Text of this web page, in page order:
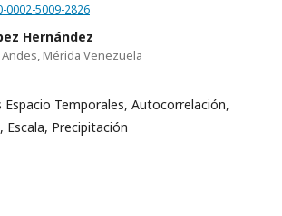
5009-2826
Hernández
Mérida Venezuela
Espacio Temporales, Autocorrelación,
Escala, Precipitación